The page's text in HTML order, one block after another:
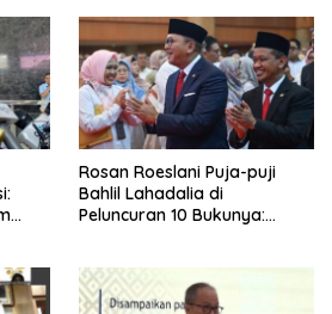
Rosan Roeslani Puja-puji
Bahlil Lahadalia di
Peluncuran 10 Bukunya: